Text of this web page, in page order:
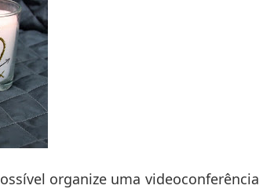
organize uma